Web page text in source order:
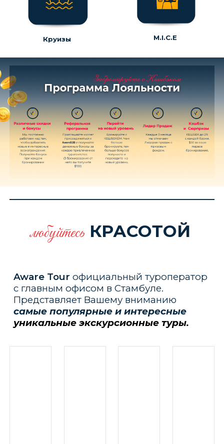
Круизы M.I.C.E
любуйтесь КРАСОТОЙ
Aware Tour официальный туроператор
c главным офисом в Стамбуле.
Представляет Вашему вниманию
самые популярные и интересные
уникальные экскурсионные туры.